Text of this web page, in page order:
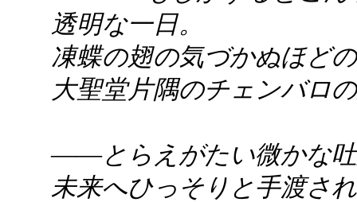
透明な一日。
凍蝶の翅の気づかぬほど
大聖堂片隅のチェンバロ
――とらえがたい微かな
未来へひっそりと手渡さ